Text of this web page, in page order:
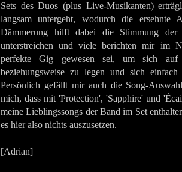
Sets des Duos (plus Live-Musikanten)
langsam untergeht, wodurch die ersehnte
Dämmerung hilft dabei die Stimmung der
unterstreichen und viele berichten mir im
perfekte Gig gewesen sei, um sich
beziehungsweise zu legen und sich
Persönlich gefällt mir auch die Song-
mich, dass mit 'Protection', 'Sapphire' und
meine Lieblingssongs der Band im Set
es hier also nichts auszusetzen.
[Adrian]